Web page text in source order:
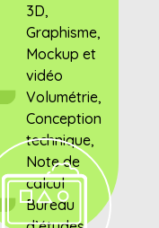
3D,
Graphisme,
Mockup et
vidéo
Volumétrie,
Conception
technique,
Note de
calcul
Bureau